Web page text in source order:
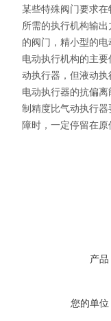
某些特殊阀门要求
所需的执行机构输
的阀门，精小型的
电动执行机构的主
动执行器，但液动
电动执行器的抗偏
制精度比气动执行
障时，一定停留在
产品
您的单位